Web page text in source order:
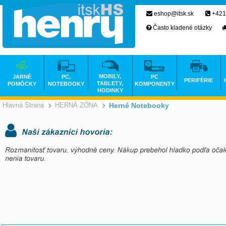
Hlavná Strana >
HERNÁ ZÓNA >
Herné Notebooky
eshop@itsk.sk
Často kladené otázky
JARNÉ
POMÔCKY
PC,
NOTEBOOKY
MOBILY,
TABLETY,
HODINKY
PC
KOMPONENTY
PERIFÉRIE